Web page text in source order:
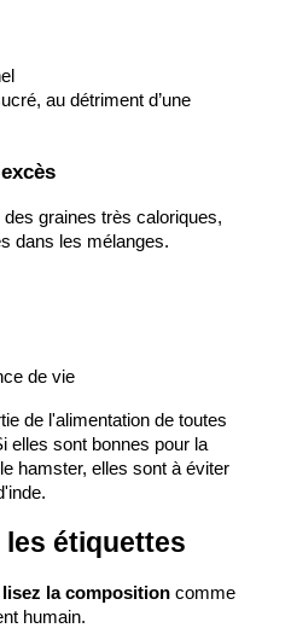
au détriment d’une
graines très caloriques,
dans les mélanges.
de vie
de l'alimentation de toutes
elles sont bonnes pour la
hamster, elles sont à éviter
étiquettes
lisez la composition comme
humain.